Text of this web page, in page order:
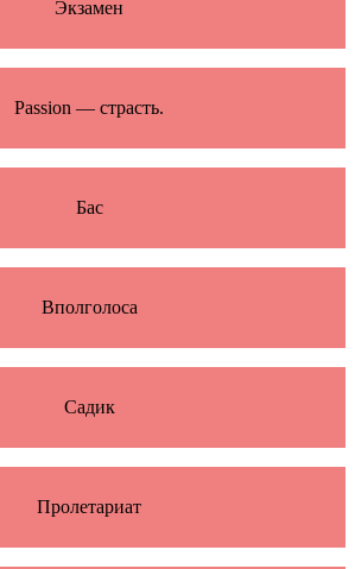
Экзамен
Passion — страсть.
Бас
Вполголоса
Садик
Пролетариат